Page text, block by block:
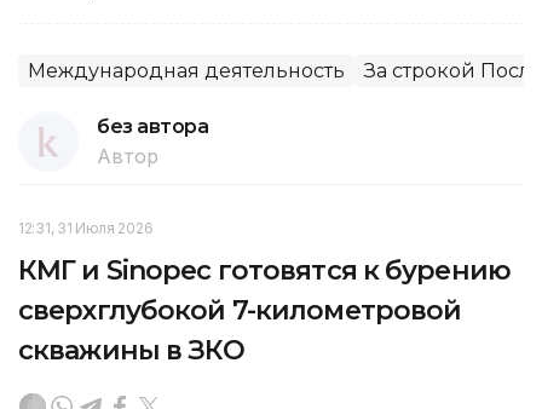
Международная деятельность За строкой
без автора
Автор
12:31, 31 Июля 2026
КМГ и Sinopec готовятся к бурению
сверхглубокой 7-километровой
скважины в ЗКО